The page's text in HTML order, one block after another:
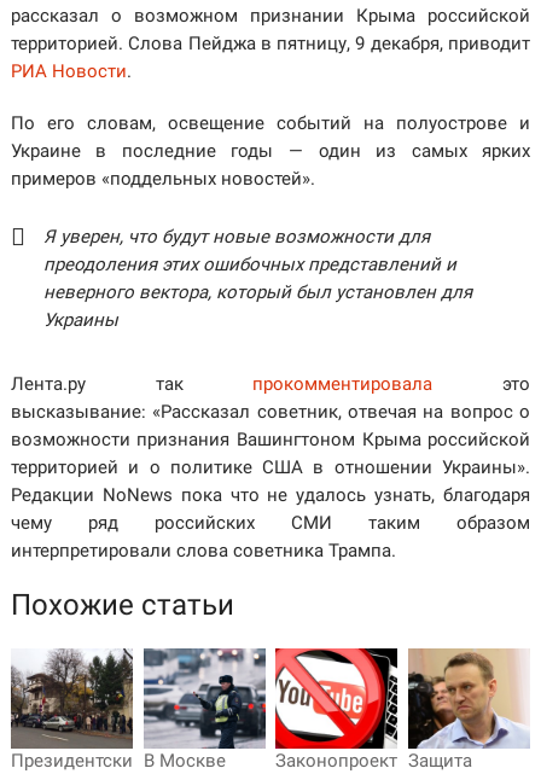
рассказал о возможном признании Крыма российской
территорией. Слова Пейджа в пятницу, 9 декабря, приводит
РИА Новости.
По его словам, освещение событий на полуострове и
Украине в последние годы — один из самых ярких
примеров «поддельных новостей».
Я уверен, что будут новые возможности для
преодоления этих ошибочных представлений и
неверного вектора, который был установлен для
Украины
Лента.ру так прокомментировала это
высказывание: «Рассказал советник, отвечая на вопрос о
возможности признания Вашингтоном Крыма российской
территорией и о политике США в отношении Украины».
Редакции NoNews пока что не удалось узнать, благодаря
чему ряд российских СМИ таким образом
интерпретировали слова советника Трампа.
Похожие статьи
Президентски
В Москве
Законопроект Защита